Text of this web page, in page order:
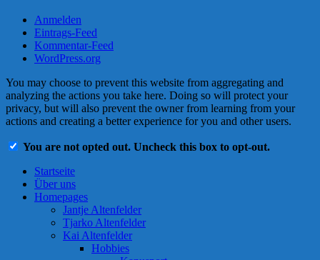
Anmelden
Eintrags-Feed
Kommentar-Feed
WordPress.org
You may choose to prevent this website from aggregating and
analyzing the actions you take here. Doing so will protect your
privacy, but will also prevent the owner from learning from your
actions and creating a better experience for you and other users.
You are not opted out. Uncheck this box to opt-out.
Startseite
Über uns
Homepages
Jantje Altenfelder
Tjarko Altenfelder
Kai Altenfelder
Hobbies